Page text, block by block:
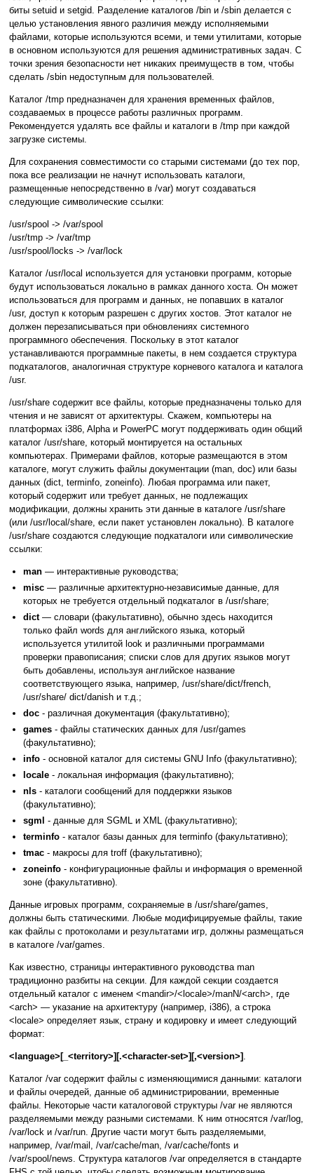
биты setuid и setgid. Разделение каталогов /bin и /sbin делается с
целью установления явного различия между исполняемыми
файлами, которые используются всеми, и теми утилитами, которые
в основном используются для решения административных задач. С
точки зрения безопасности нет никаких преимуществ в том, чтобы
сделать /sbin недоступным для пользователей.
Каталог /tmp предназначен для хранения временных файлов,
создаваемых в процессе работы различных программ.
Рекомендуется удалять все файлы и каталоги в /tmp при каждой
загрузке системы.
Для сохранения совместимости со старыми системами (до тех пор,
пока все реализации не начнут использовать каталоги,
размещенные непосредственно в /var) могут создаваться
следующие символические ссылки:
/usr/spool -> /var/spool
/usr/tmp -> /var/tmp
/usr/spool/locks -> /var/lock
Каталог /usr/local используется для установки программ, которые
будут использоваться локально в рамках данного хоста. Он может
использоваться для программ и данных, не попавших в каталог
/usr, доступ к которым разрешен с других хостов. Этот каталог не
должен перезаписываться при обновлениях системного
программного обеспечения. Поскольку в этот каталог
устанавливаются программные пакеты, в нем создается структура
подкаталогов, аналогичная структуре корневого каталога и каталога
/usr.
/usr/share содержит все файлы, которые предназначены только для
чтения и не зависят от архитектуры. Скажем, компьютеры на
платформах i386, Alpha и PowerPC могут поддерживать один общий
каталог /usr/share, который монтируется на остальных
компьютерах. Примерами файлов, которые размещаются в этом
каталоге, могут служить файлы документации (man, doc) или базы
данных (dict, terminfo, zoneinfo). Любая программа или пакет,
который содержит или требует данных, не подлежащих
модификации, должны хранить эти данные в каталоге /usr/share
(или /usr/local/share, если пакет установлен локально). В каталоге
/usr/share создаются следующие подкаталоги или символические
ссылки:
man — интерактивные руководства;
misc — различные архитектурно-независимые данные, для
которых не требуется отдельный подкаталог в /usr/share;
dict— словари (факультативно), обычно здесь находится
только файл words для английского языка, который
используется утилитой look и различными программами
проверки правописания; списки слов для других языков могут
быть добавлены, используя английское название
соответствующего языка, например, /usr/share/dict/french,
/usr/share/ dict/danish и т.д.;
doc - различная документация (факультативно);
games - файлы статических данных для /usr/games
(факультативно);
info - основной каталог для системы GNU Info (факультативно);
locale - локальная информация (факультативно);
nls - каталоги сообщений для поддержки языков
(факультативно);
sgml - данные для SGML и XML (факультативно);
terminfo - каталог базы данных для terminfo (факультативно);
tmac - макросы для troff (факультативно);
zoneinfo - конфигурационные файлы и информация о временной
зоне (факультативно).
Данные игровых программ, сохраняемые в /usr/share/games,
должны быть статическими. Любые модифицируемые файлы, такие
как файлы с протоколами и результатами игр, должны размещаться
в каталоге /var/games.
Как известно, страницы интерактивного руководства man
традиционно разбиты на секции. Для каждой секции создается
отдельный каталог с именем <mandir>/<locale>/manN/<arch>, где
<arch> — указание на архитектуру (например, i386), а строка
<locale> определяет язык, страну и кодировку и имеет следующий
формат:
<language>[_<territory>][.<character-set>][,<version>] .
Каталог /var содержит файлы с изменяющимися данными: каталоги
и файлы очередей, данные об администрировании, временные
файлы. Некоторые части каталоговой структуры /var не являются
разделяемыми между разными системами. К ним относятся /var/log,
/var/lock и /var/run. Другие части могут быть разделяемыми,
например, /var/mail, /var/cache/man, /var/cache/fonts и
/var/spool/news. Структура каталогов /var определяется в стандарте